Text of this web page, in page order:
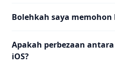
Bolehkah saya
Apakah perbezaan
iOS?